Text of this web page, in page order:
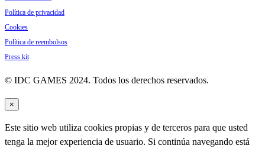
Política de privacidad
Cookies
Política de reembolsos
Press kit
© IDC GAMES 2024. Todos los derechos reservados.
×
Este sitio web utiliza cookies propias y de terceros para que usted
tenga la mejor experiencia de usuario. Si continúa navegando está